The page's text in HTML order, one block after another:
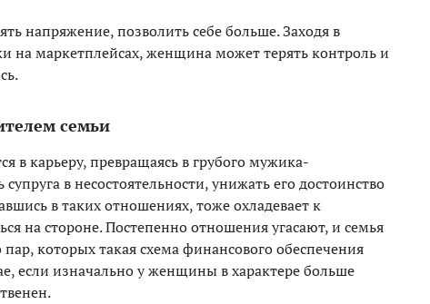
напряжение, позволить себе больше. Заходя в
на маркетплейсах, женщина может терять контроль и
семьи
в карьеру, превращаясь в грубого мужика-
в несостоятельности, унижать его достоинство
в таких отношениях, тоже охладевает к
на стороне. Постепенно отношения угасают, и семья
пар, которых такая схема финансового обеспечения
если изначально у женщины в характере больше